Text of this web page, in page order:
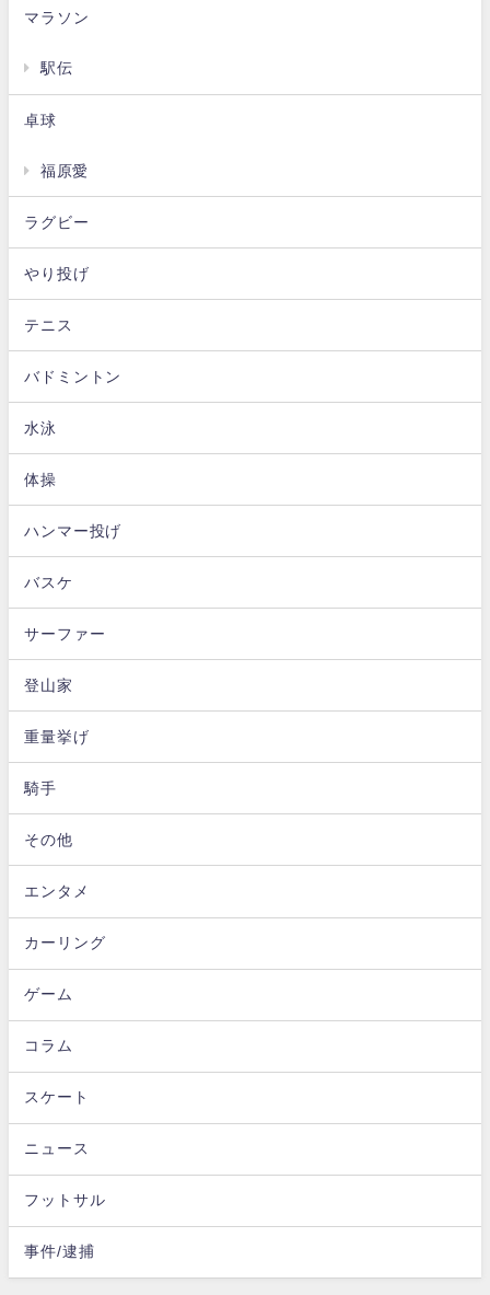
マラソン
駅伝
卓球
福原愛
ラグビー
やり投げ
テニス
バドミントン
水泳
体操
ハンマー投げ
バスケ
サーファー
登山家
重量挙げ
騎手
その他
エンタメ
カーリング
ゲーム
コラム
スケート
ニュース
フットサル
事件/逮捕